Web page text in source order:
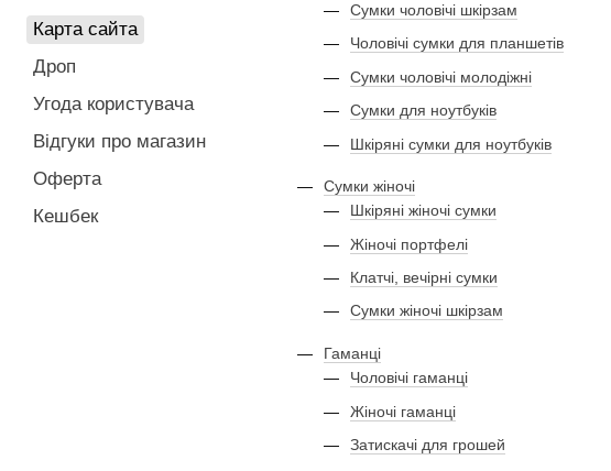
Сумки чоловічі шкірзам
Чоловічі сумки для планшетів
Сумки чоловічі молодіжні
Сумки для ноутбуків
Шкіряні сумки для ноутбуків
Сумки жіночі
Шкіряні жіночі сумки
Жіночі портфелі
Клатчі, вечірні сумки
Сумки жіночі шкірзам
Гаманці
Чоловічі гаманці
Жіночі гаманці
Затискачі для грошей
Карта сайта
Дроп
Угода користувача
Відгуки про магазин
Оферта
Кешбек